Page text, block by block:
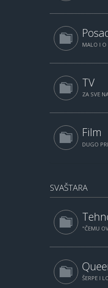
MALO I O
TV
ZA SVE
Film
DUGO
SVAŠTARA
"ČEMU
ŠERPE I